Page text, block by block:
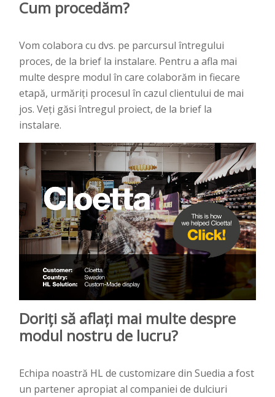
Cum procedăm?
Vom colabora cu dvs. pe parcursul întregului
proces, de la brief la instalare. Pentru a afla mai
multe despre modul în care colaborăm in fiecare
etapă, urmăriți procesul în cazul clientului de mai
jos. Veți găsi întregul proiect, de la brief la
instalare.
Doriți să aflați mai multe despre
modul nostru de lucru?
Echipa noastră HL de customizare din Suedia a fost
un partener apropiat al companiei de dulciuri